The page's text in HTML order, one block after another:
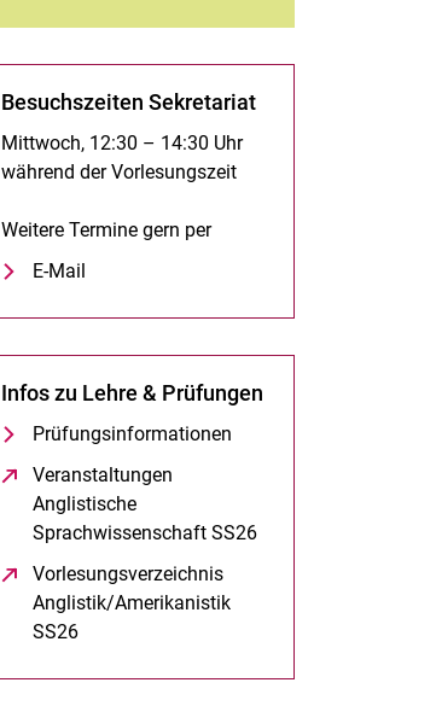
Besuchszeiten Sekretariat
Mittwoch, 12:30 – 14:30 Uhr
während der Vorlesungszeit
Weitere Termine gern per
E-Mail
Infos zu Lehre & Prüfungen
Prüfungsinformationen
Veranstaltungen
Anglistische
Sprachwissenschaft SS26
Vorlesungsverzeichnis
Anglistik/Amerikanistik
SS26